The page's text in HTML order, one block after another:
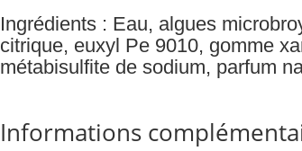
Ingrédients : Eau, algues
citrique, euxyl Pe 9010, gomme
métabisulfite de sodium, parfum
Informations